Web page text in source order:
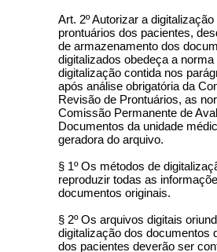
Art. 2º Autorizar a digitalização
prontuários dos pacientes,
de armazenamento dos
digitalizados obedeça a
digitalização contida nos
após análise obrigatória da
Revisão de Prontuários, as
Comissão Permanente de
Documentos da unidade
geradora do arquivo.
§ 1º Os métodos de
reproduzir todas as
documentos originais.
§ 2º Os arquivos digitais
digitalização dos documentos
dos pacientes deverão ser